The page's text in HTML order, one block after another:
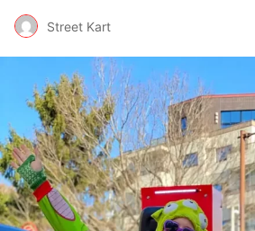
Street Kart